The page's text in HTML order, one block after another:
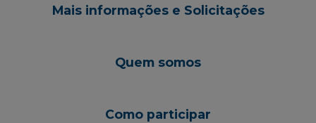
Mais informações e Solicitações
Quem somos
Como participar